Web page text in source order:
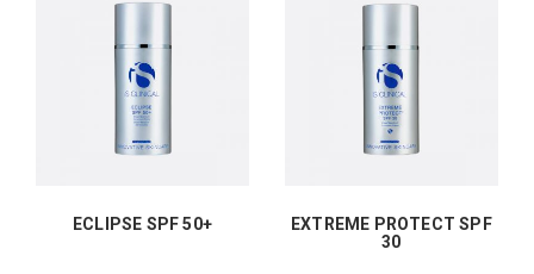
ECLIPSE SPF 50+
EXTREME PROTECT SPF
30